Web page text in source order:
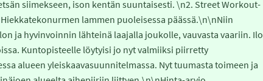
siimekseen, ison kentän suuntaisesti. \n2. Street Workout-
lammen puoleisessa päässä.\n\nNiin
ja hyvinvoinnin lähteinä laajalla joukolle, vauvasta vaariin. Ilo
Kuntopisteelle löytyisi jo nyt valmiiksi piirretty
alueen yleiskaavasuunnitelmassa. Nyt tuumasta toimeen ja